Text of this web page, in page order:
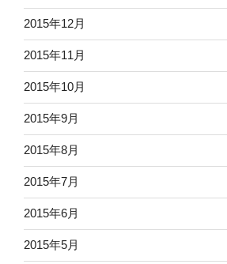
2015年12月
2015年11月
2015年10月
2015年9月
2015年8月
2015年7月
2015年6月
2015年5月